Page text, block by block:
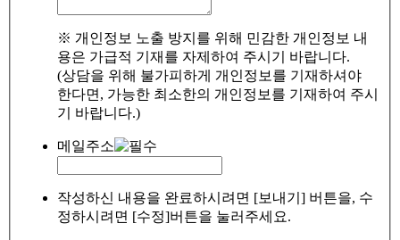
※ 개인정보 노출 방지를 위해 민감한 개인정보 내
용은 가급적 기재를 자제하여 주시기 바랍니다.
(상담을 위해 불가피하게 개인정보를 기재하셔야
한다면, 가능한 최소한의 개인정보를 기재하여 주시
기 바랍니다.)
메일주소
작성하신 내용을 완료하시려면 [보내기] 버튼을, 수
정하시려면 [수정]버튼을 눌러주세요.